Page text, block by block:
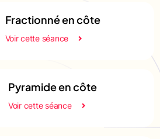
Fractionné en côte
Voir cette séance
Pyramide en côte
Voir cette séance